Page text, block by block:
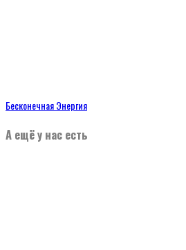
Бесконечная Энергия
А ещё у нас есть